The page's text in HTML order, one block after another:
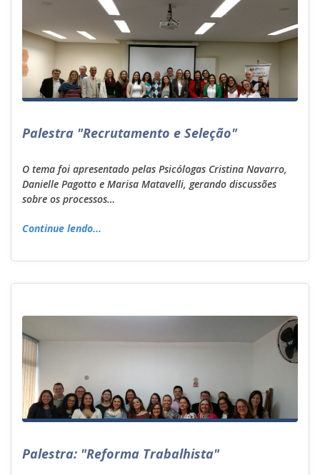
Palestra "Recrutamento e Seleção"
O tema foi apresentado pelas Psicólogas Cristina Navarro,
Danielle Pagotto e Marisa Matavelli, gerando discussões
sobre os processos…
Continue lendo...
Palestra: "Reforma Trabalhista"